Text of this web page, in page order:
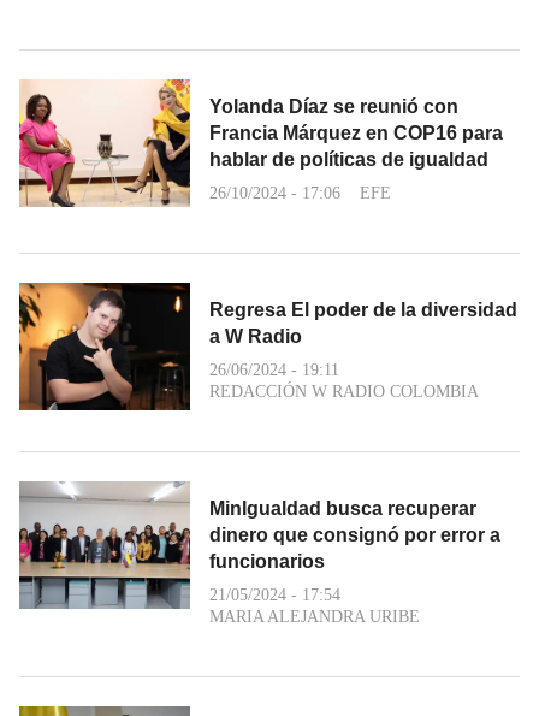
Yolanda Díaz se reunió con
Francia Márquez en COP16 para
hablar de políticas de igualdad
26/10/2024 - 17:06 EFE
Regresa El poder de la diversidad
a W Radio
26/06/2024 - 19:11
REDACCIÓN W RADIO COLOMBIA
MinIgualdad busca recuperar
dinero que consignó por error a
funcionarios
21/05/2024 - 17:54
MARIA ALEJANDRA URIBE